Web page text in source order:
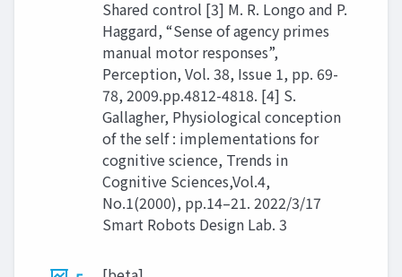
Shared control [3] M. R. Longo and P.
Haggard, “Sense of agency primes
manual motor responses”,
Perception, Vol. 38, Issue 1, pp. 69-
78, 2009.pp.4812-4818. [4] S.
Gallagher, Physiological conception
of the self : implementations for
cognitive science, Trends in
Cognitive Sciences,Vol.4,
No.1(2000), pp.14–21. 2022/3/17
Smart Robots Design Lab. 3